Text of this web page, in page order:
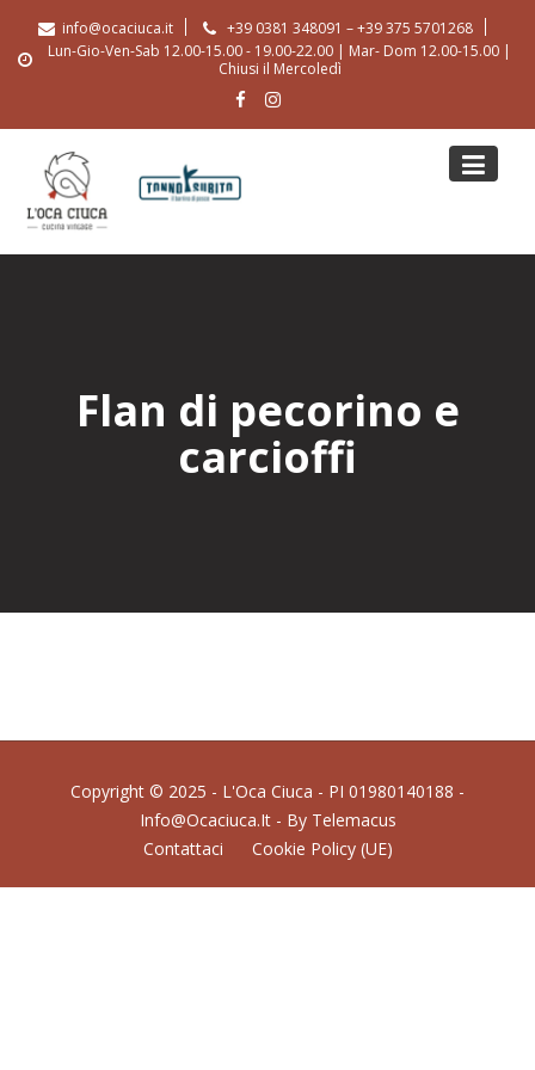
content
info@ocaciuca.it
+39 0381 348091 – +39 375 5701268
Lun-Gio-Ven-Sab 12.00-15.00 - 19.00-22.00 | Mar- Dom 12.00-15.00 |
Chiusi il Mercoledì
Flan di pecorino e
carcioffi
Copyright © 2025 - L'Oca Ciuca - PI 01980140188 -
Info@ocaciuca.it - By Telemacus
Contattaci
Cookie Policy (UE)